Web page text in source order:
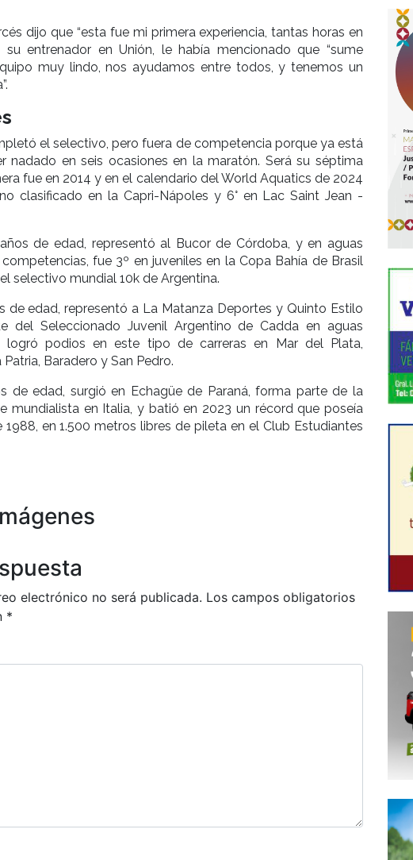
dijo que “esta fue mi primera experiencia, tantas horas en
su entrenador en Unión, le había mencionado que “sume
muy lindo, nos ayudamos entre todos, y tenemos un
el selectivo, pero fuera de competencia porque ya está
nadado en seis ocasiones en la maratón. Será su séptima
fue en 2014 y en el calendario del World Aquatics de 2024
clasificado en la Capri-Nápoles y 6° en Lac Saint Jean -
de edad, representó al Bucor de Córdoba, y en aguas
fue 3º en juveniles en la Copa Bahía de Brasil
selectivo mundial 10k de Argentina.
de edad, representó a La Matanza Deportes y Quinto Estilo
del Seleccionado Juvenil Argentino de Cadda en aguas
logró podios en este tipo de carreras en Mar del Plata,
Baradero y San Pedro.
de edad, surgió en Echagüe de Paraná, forma parte de la
mundialista en Italia, y batió en 2023 un récord que poseía
en 1.500 metros libres de pileta en el Club Estudiantes
electrónico no será publicada. Los campos obligatorios
*